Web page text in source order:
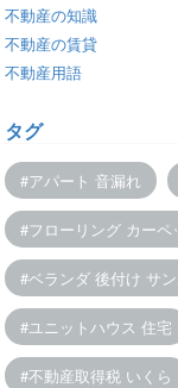
不動産の知識
不動産の賃貸
不動産用語
タグ
アパート 音漏れ
フローリング カーペ
ベランダ 後付け サ
ユニットハウス 住宅
不動産取得税 いくら